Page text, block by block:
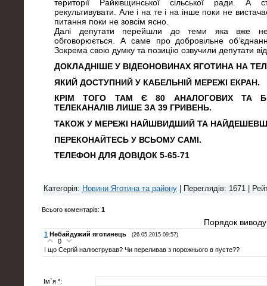
території Райківщинської сільської ради. А
рекультивувати. Але і на те і на інше поки не
питання поки не зовсім ясно.
Далі депутати перейшли до теми яка вже не
обговорюється. А саме про добровільне
Зокрема свою думку та позицію озвучили депутати
ДОКЛАДНІШЕ У ВІДЕОНОВИНАХ ЯГОТИНА НА
ЯКИЙ ДОСТУПНИЙ У КАБЕЛЬНІЙ МЕРЕЖІ ЕКРАН.
КРІМ ТОГО ТАМ Є 80 АНАЛОГОВИХ ТА
ТЕЛЕКАНАЛІВ ЛИШЕ ЗА 39 ГРИВЕНЬ.
ТАКОЖ У МЕРЕЖІ НАЙШВИДШИЙ ТА
ПЕРЕКОНАЙТЕСЬ У ВСЬОМУ САМІ.
ТЕЛЕФОН ДЛЯ ДОВІДОК 5-65-71
Категорія: Новини Яготина та району Переглядів: 1671 |
Всього коментарів: 1
Порядок
1 Небайдужий яготинець (26.05.2015 09:57)
0
І що Сергій налюстрував? Чи переливав з порожнього в пусте??
Ім`я *: